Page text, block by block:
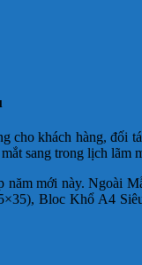
khách hàng, đối
sang trong lịch lãm
mới này. Ngoài
Bloc Khổ A4